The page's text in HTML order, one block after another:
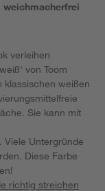
verleihen
von Toom
klassischen weißen
Sie kann mit
Untergründe
Diese Farbe
richtig streichen